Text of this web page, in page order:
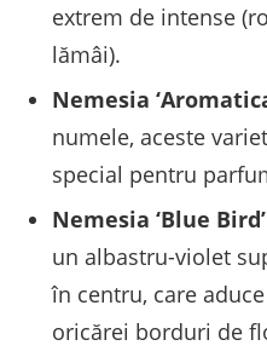
extrem de intense
lămâi).
Nemesia
numele, aceste
special pentru
Nemesia ‘Blue
un albastru-violet
în centru, care
oricărei borduri de